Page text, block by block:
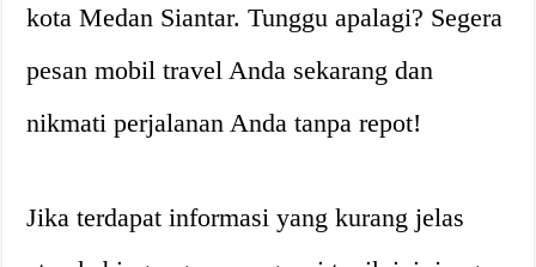
kota Medan Siantar. Tunggu apalagi? Segera
pesan mobil travel Anda sekarang dan
nikmati perjalanan Anda tanpa repot!
Jika terdapat informasi yang kurang jelas